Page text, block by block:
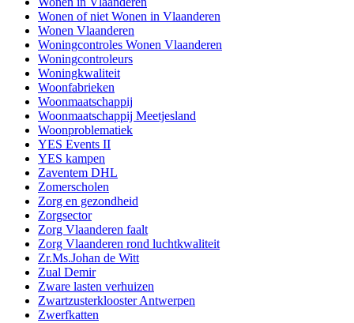
Wonen of niet Wonen in Vlaanderen
Wonen Vlaanderen
Woningcontroles Wonen Vlaanderen
Woningcontroleurs
Woningkwaliteit
Woonfabrieken
Woonmaatschappij
Woonmaatschappij Meetjesland
Woonproblematiek
YES Events II
YES kampen
Zaventem DHL
Zomerscholen
Zorg en gezondheid
Zorgsector
Zorg Vlaanderen faalt
Zorg Vlaanderen rond luchtkwaliteit
Zr.Ms.Johan de Witt
Zual Demir
Zware lasten verhuizen
Zwartzusterklooster Antwerpen
Zwerfkatten